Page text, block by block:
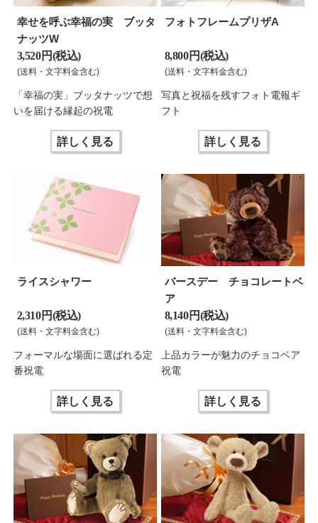
幸せを呼ぶ幸福の実 ブッタ
ナッツW
3,520 円(税込)
(送料・文字料金含む)
「幸福の実」ブッタナッツで想
いを届ける縁起の祝電
詳しく見る
フォトフレームプリザA
8,800 円(税込)
(送料・文字料金含む)
写真と祝福を残すフォト電報ギ
フト
詳しく見る
ライスシャワー
2,310 円(税込)
(送料・文字料金含む)
フォーマルな場面に選ばれる定
番祝電
詳しく見る
バースデー チョコレートベ
ア
8,140 円(税込)
(送料・文字料金含む)
上品カラーが魅力のチョコベア
祝電
詳しく見る